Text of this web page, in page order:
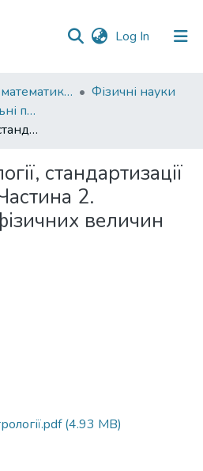
Log In (current)
08. Факультет математики, фізики та інформаційних технологій
Фізичні науки
Підручники, навчальні посібники та інші науково- та навчально-методичні праці ФМФІТ (Фізичні науки)
Основи метрології, стандартизації і сертифікації. Частина 2. Вимірювання фізичних величин
стандартизації
2.
величин
(4.93 MB)